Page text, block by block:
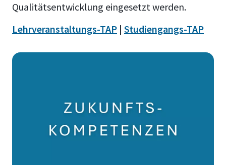
Qualitätsentwicklung eingesetzt werden.
Lehrveranstaltungs-TAP | Studiengangs-TAP